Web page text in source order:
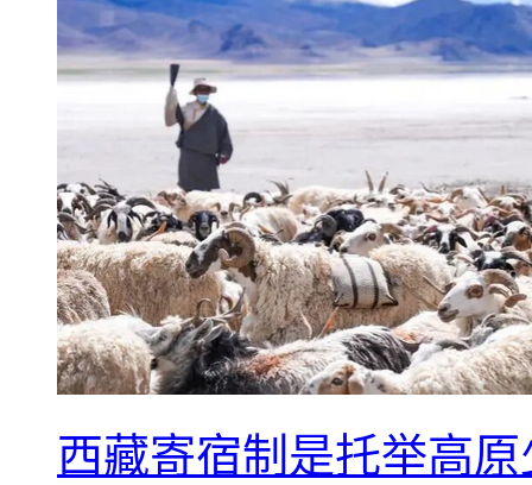
西藏寄宿制是托举高